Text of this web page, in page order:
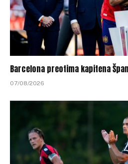
Barcelona preotima kapitena
07/08/2026